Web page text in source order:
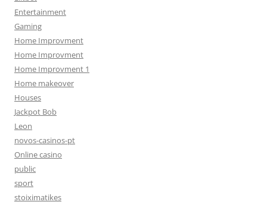
Entertainment
Gaming
Home Improvment
Home Improvment
Home Improvment 1
Home makeover
Houses
Jackpot Bob
Leon
novos-casinos-pt
Online casino
public
sport
stoiximatikes